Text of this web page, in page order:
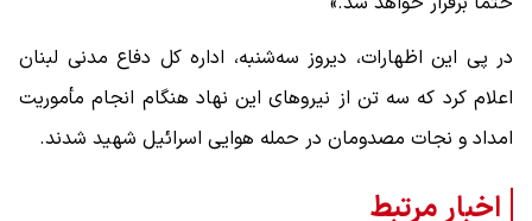
در پی این اظهارات، دیروز سه‌شنبه، اداره کل دفاع مدنی لبنان
اعلام کرد که سه تن از نیروهای این نهاد هنگام انجام مأموریت
امداد و نجات مصدومان در حمله هوایی اسرائیل شهید شدند.
اخبار مرتبط